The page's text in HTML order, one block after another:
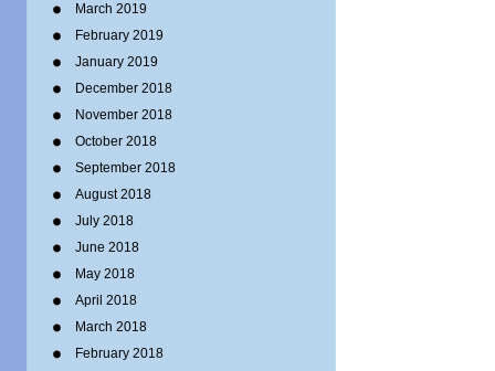
March 2019
February 2019
January 2019
December 2018
November 2018
October 2018
September 2018
August 2018
July 2018
June 2018
May 2018
April 2018
March 2018
February 2018